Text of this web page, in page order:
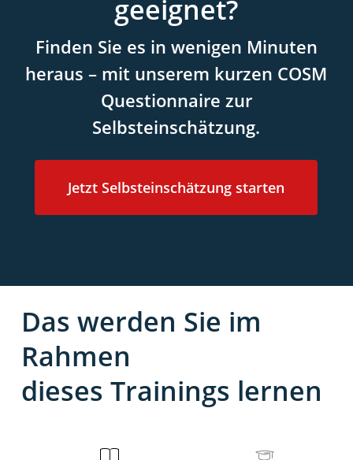
geeignet?
Finden Sie es in wenigen Minuten
heraus – mit unserem kurzen COSM
Questionnaire zur
Selbsteinschätzung.
Jetzt Selbsteinschätzung starten
Das werden Sie im
Rahmen
dieses Trainings lernen